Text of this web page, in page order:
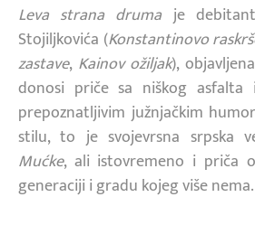
Leva strana drumaje
Stojiljkovića (Konstantinovo
zastave, Kainov ožiljak),
donosi priče sa niškog asfalta
prepoznatljivim južnjačkim
stilu, to je svojevrsna srpska
Mućke, ali istovremeno i priča
generaciji i gradu kojeg više nema.